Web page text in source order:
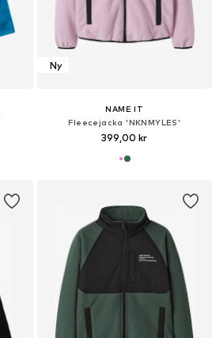
Ny
NAME IT
Fleecejacka 'NKNMYLES'
399,00 kr